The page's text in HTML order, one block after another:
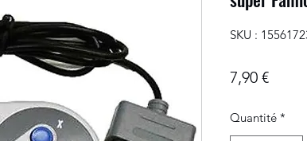
SKU :
7,90 €Prix
Quantité *